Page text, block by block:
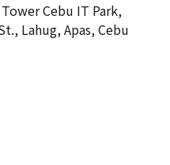
Cebu IT Park,
Lahug, Apas, Cebu